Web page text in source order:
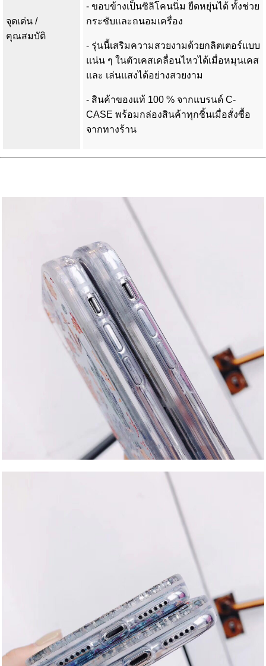
จุดเด่น /
คุณสมบัติ
- ขอบข้างเป็นซิลิโคนนิ่ม ยืดหยุ่นได้ ทั้งช่วย
กระชับและถนอมเครื่อง
- รุ่นนี้เสริมความสวยงามด้วยกลิตเตอร์แบบ
แน่น ๆ ในตัวเคสเคลื่อนไหวได้เมื่อหมุนเคส
และ เล่นแสงได้อย่างสวยงาม
- สินค้าของแท้ 100 % จากแบรนด์ C-
CASE พร้อมกล่องสินค้าทุกชิ้นเมื่อสั่งซื้อ
จากทางร้าน